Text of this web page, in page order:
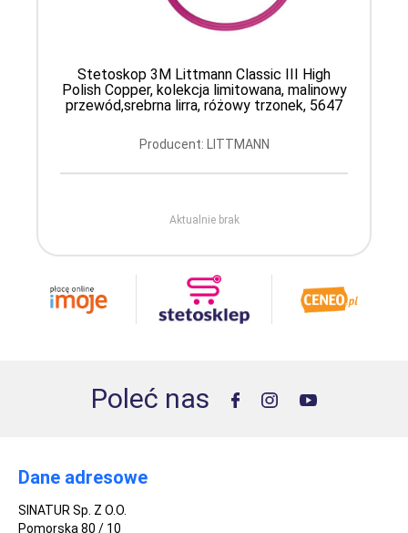
Stetoskop 3M Littmann Classic III High
Polish Copper, kolekcja limitowana, malinowy
przewód,srebrna lirra, różowy trzonek, 5647
Producent: LITTMANN
Aktualnie brak
Poleć nas
Dane adresowe
SINATUR Sp. Z O.O.
Pomorska 80 / 10